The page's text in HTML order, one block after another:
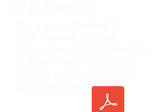
activité dès 35 000 €